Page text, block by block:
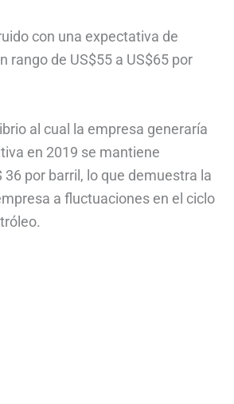
con una expectativa de
rango de US$55 a US$65 por
al cual la empresa generaría
en 2019 se mantiene
36 por barril, lo que demuestra la
a fluctuaciones en el ciclo